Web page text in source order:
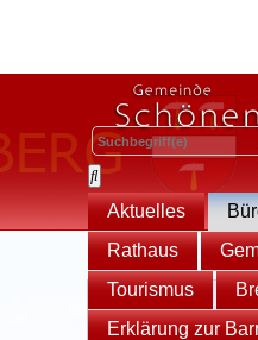
Aktuelles
Rathaus
Tourismus
Erklärung zur